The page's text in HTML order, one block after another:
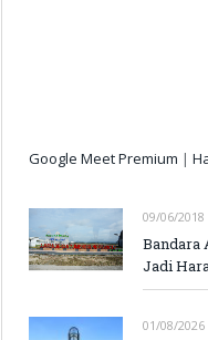
Google Meet Premium |
09/06/2018
Bandara
Jadi
01/08/2026